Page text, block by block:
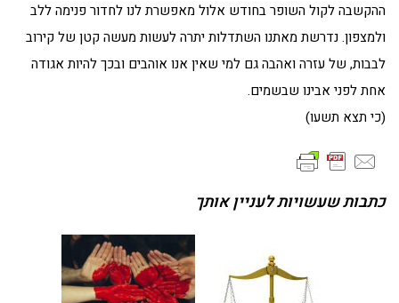
ההקשבה לקול השופר בחודש אלול מאפשרת לנו לחדור פנימה ללב
ולמצפון. נדרשת מאתנו השתדלות יתרה לעשות מעשה קטן של קירוב
לבבות, של עזרה ואהבה גם למי שאין אנו אוהבים ובכך להיות אגודה
אחת לפני אבינו שבשמים.
(כי תצא תשעו)
כתבות שעשויות לעניין אותך